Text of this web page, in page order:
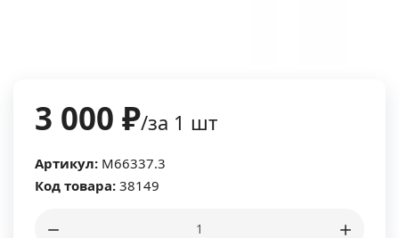
3 000 ₽/за 1 шт
Артикул: M66337.3
Код товара: 38149